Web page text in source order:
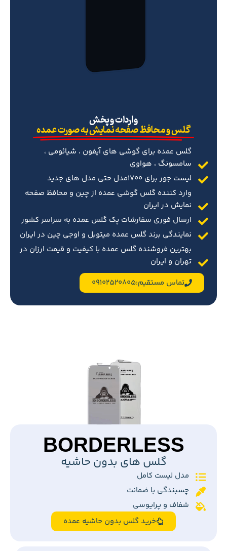
‌واردات و پخش
گلس و محافظ صفحه نمایش به صورت عمده
گلس عمده برای گوشی های آیفون ، شیائومی ،
سامسونگ ، هواوی
لیست جور برای 1700مدل حتی مدل های جدید
وارد کننده گلس گوشی عمده از چین و محافظ صفحه
نمایش در ایران
ارسال فوری سفارشات پک گلس عمده به سراسر کشور
نمایندگی برند گلس عمده میتوبل و اوجی چین در ایران
بهترین فروشنده گلس عمده با کیفیت و قیمت ارزان در
تهران و ایران
تماس مستقیم:09102520805
BORDERLESS
گلس های بدون حاشیه
مدل لیست کامل
چسبندگی با ضمانت
شفاف و پرایوسی
خرید گلس بدون حاشیه عمده